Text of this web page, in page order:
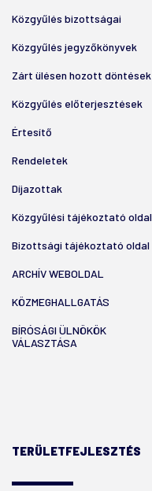
Közgyűlés bizottságai
Közgyűlés jegyzőkönyvek
Zárt ülésen hozott döntések
Közgyűlés előterjesztések
Értesítő
Rendeletek
Díjazottak
Közgyűlési tájékoztató oldal
Bizottsági tájékoztató oldal
ARCHÍV WEBOLDAL
KÖZMEGHALLGATÁS
BÍRÓSÁGI ÜLNÖKÖK
VÁLASZTÁSA
TERÜLETFEJLESZTÉS